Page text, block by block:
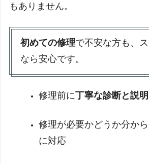
もありません。
初めての修理で不安な方も、
なら安心です。
修理前に丁寧な診断と説明
修理が必要かどうか分か
に対応